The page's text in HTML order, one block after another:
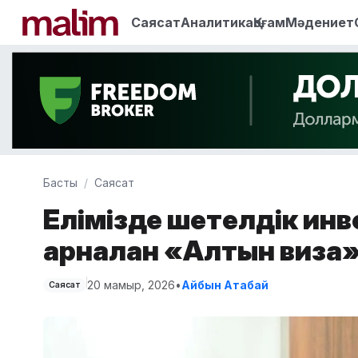
СаясатАналитикаҚоғамМәдениет
Басты Саясат
Елімізде шетелдік
арналған «Алтын виза»
Саясат 20 мамыр, 2026•Айбын Атабай